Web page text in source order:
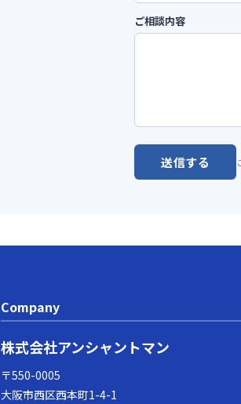
ご相談内容
送信する
Company
株式会社アンシャントマン
〒550-0005
大阪市西区西本町1-4-1